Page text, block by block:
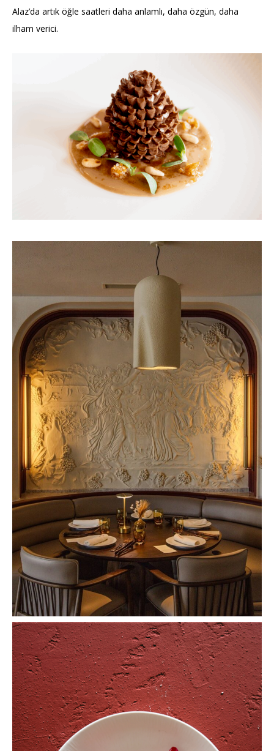
Alaz’da artık öğle saatleri daha anlamlı, daha özgün, daha
ilham verici.